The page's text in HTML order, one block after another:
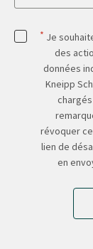
* Je
des
données
Kneipp
révoquer
lien de
en